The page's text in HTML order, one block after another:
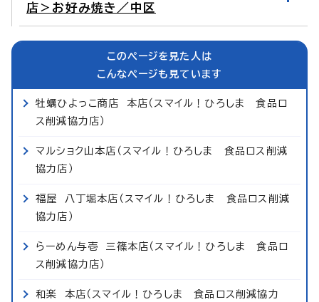
店＞お好み焼き／中区
このページを見た人は
こんなページも見ています
牡蠣ひよっこ商店 本店（スマイル！ひろしま 食品ロ
ス削減協力店）
マルショク山本店（スマイル！ひろしま 食品ロス削減
協力店）
福屋 八丁堀本店（スマイル！ひろしま 食品ロス削減
協力店）
らーめん与壱 三篠本店（スマイル！ひろしま 食品ロ
ス削減協力店）
和楽 本店（スマイル！ひろしま 食品ロス削減協力